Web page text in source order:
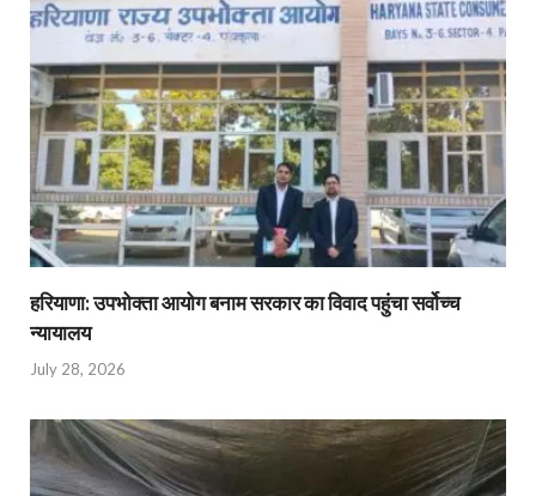
हरियाणा: उपभोक्ता आयोग बनाम सरकार का विवाद पहुंचा सर्वोच्च
न्यायालय
July 28, 2026